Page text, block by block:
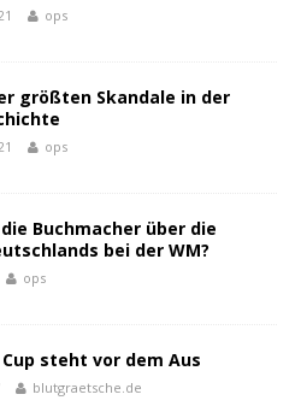
ops
größten Skandale in der
ops
Buchmacher über die
bei der WM?
ops
steht vor dem Aus
blutgraetsche.de